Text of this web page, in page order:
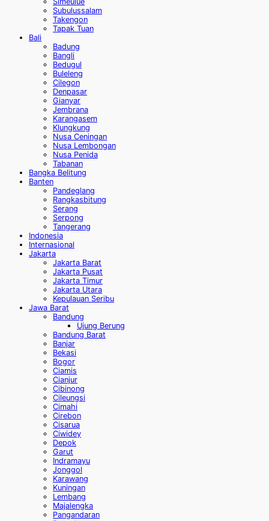
Subulussalam
Takengon
Tapak Tuan
Bali
Badung
Bangli
Bedugul
Buleleng
Cilegon
Denpasar
Gianyar
Jembrana
Karangasem
Klungkung
Nusa Ceningan
Nusa Lembongan
Nusa Penida
Tabanan
Bangka Belitung
Banten
Pandeglang
Rangkasbitung
Serang
Serpong
Tangerang
Indonesia
Internasional
Jakarta
Jakarta Barat
Jakarta Pusat
Jakarta Timur
Jakarta Utara
Kepulauan Seribu
Jawa Barat
Bandung
Ujung Berung
Bandung Barat
Banjar
Bekasi
Bogor
Ciamis
Cianjur
Cibinong
Cileungsi
Cimahi
Cirebon
Cisarua
Ciwidey
Depok
Garut
Indramayu
Jonggol
Karawang
Kuningan
Lembang
Majalengka
Pangandaran